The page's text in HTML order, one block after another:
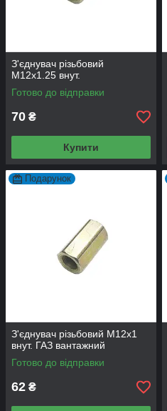
З'єднувач різьбовий
M12х1.25 внут.
Готово до відправки
70 ₴
Купити
Подарунок
З'єднувач різьбовий M12х1
внут. ГАЗ вантажний
Готово до відправки
62 ₴